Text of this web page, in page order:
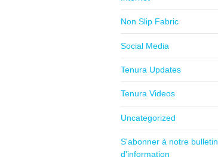
Non Slip Fabric
Social Media
Tenura Updates
Tenura Videos
Uncategorized
S'abonner à notre bulletin
d'information